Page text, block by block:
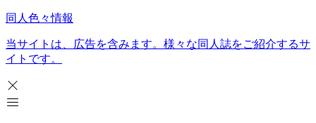
同人色々情報
当サイトは、広告を含みます。様々な同人誌をご紹介するサ
イトです。